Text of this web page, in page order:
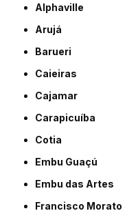
Alphaville
Arujá
Barueri
Caieiras
Cajamar
Carapicuíba
Cotia
Embu Guaçú
Embu das Artes
Francisco Morato